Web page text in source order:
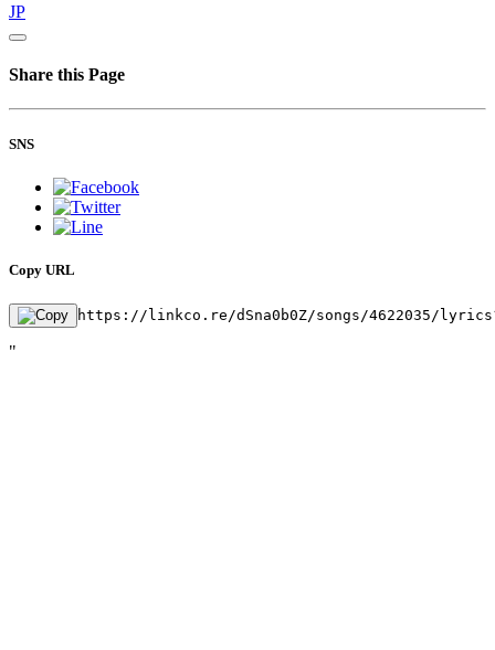
JP
Share this Page
SNS
Copy URL
https://linkco.re/dSna0b0Z/songs/4622035/
"